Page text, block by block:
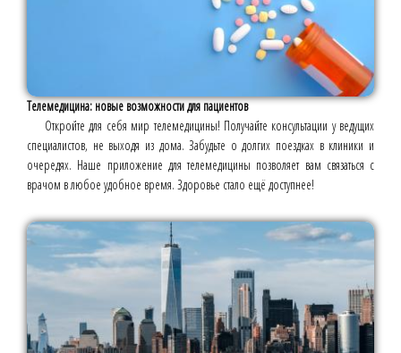
Телемедицина: новые возможности для пациентов
Откройте для себя мир телемедицины! Получайте консультации у ведущих
специалистов, не выходя из дома. Забудьте о долгих поездках в клиники и
очередях. Наше приложение для телемедицины позволяет вам связаться с
врачом в любое удобное время. Здоровье стало ещё доступнее!